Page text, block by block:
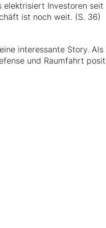
Investoren
ist noch weit. (S. 36)
interessante Story.
und Raumfahrt